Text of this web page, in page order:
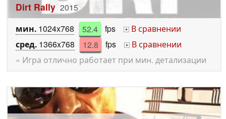
Dirt Rally 2015
мин. 1024x768 52.4 fps +
В сравнении
сред. 1366x768 12.8 fps +
В сравнении
» Игра отлично работает при мин. детализации